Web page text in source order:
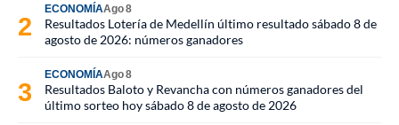
ECONOMÍAAgo 8
Resultados Lotería de Medellín último resultado sábado 8 de
agosto de 2026: números ganadores
ECONOMÍAAgo 8
Resultados Baloto y Revancha con números ganadores del
último sorteo hoy sábado 8 de agosto de 2026